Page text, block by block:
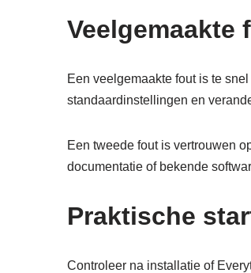
Veelgemaakte
Een veelgemaakte fout is te
standaardinstellingen en
Een tweede fout is vertrouwen
documentatie of bekende
Praktische
Controleer na installatie of